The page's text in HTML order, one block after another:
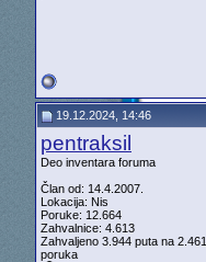
19.12.2024, 14:46
pentraksil
Deo inventara foruma
Član od: 14.4.2007.
Lokacija: Nis
Poruke: 12.664
Zahvalnice: 4.613
Zahvaljeno 3.944 puta na 2.461
poruka